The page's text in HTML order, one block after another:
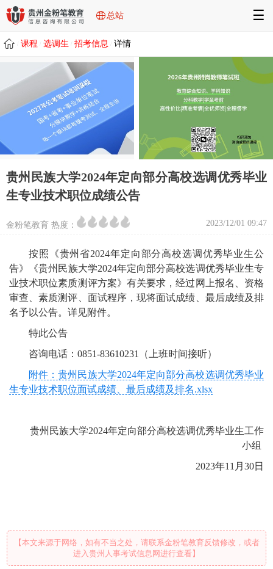
总站 ☰
课程 选调生 招考信息 详情
贵州民族大学2024年定向部分高校选调优秀毕业
生专业技术职位成绩公告
金粉笔教育 热度： 2023/12/01 09:47
按照《贵州省2024年定向部分高校选调优秀毕业生公
告》《贵州民族大学2024年定向部分高校选调优秀毕业生专
业技术职位素质测评方案》有关要求，经过网上报名、资格
审查、素质测评、面试程序，现将面试成绩、最后成绩及排
名予以公告。详见附件。
特此公告
咨询电话：0851-83610231（上班时间接听）
附件：贵州民族大学2024年定向部分高校选调优秀毕业
生专业技术职位面试成绩、最后成绩及排名.xlsx
贵州民族大学2024年定向部分高校选调优秀毕业生工作
小组
2023年11月30日
【本文来源于网络，如有不当之处，请联系金粉笔教育反馈修改，或者
进入贵州人事考试信息网进行查看】